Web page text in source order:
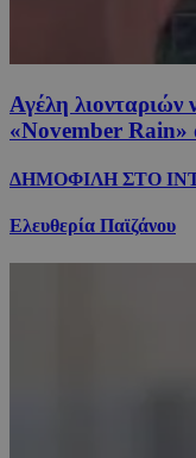
Αγέλη λιονταριών
«November Rain»
ΔΗΜΟΦΙΛΗ ΣΤΟ
Ελευθερία Παϊζάνου